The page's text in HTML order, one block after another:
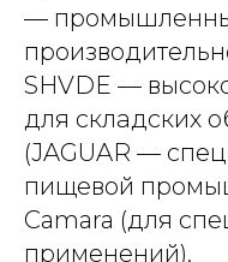
—
SHVDE —
для складских
(JAGUAR —
пищевой
Camara (для
применений).